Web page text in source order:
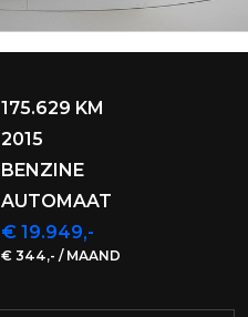
175.629 KM
2015
BENZINE
AUTOMAAT
€ 19.949,-
€ 344,- / MAAND